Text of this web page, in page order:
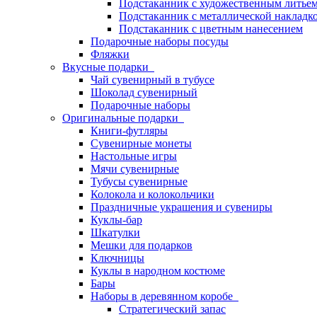
Подстаканник с художественным
Подстаканник с металлической
Подстаканник с цветным нанесением
Подарочные наборы посуды
Фляжки
Вкусные подарки
Чай сувенирный в тубусе
Шоколад сувенирный
Подарочные наборы
Оригинальные подарки
Книги-футляры
Сувенирные монеты
Настольные игры
Мячи сувенирные
Тубусы сувенирные
Колокола и колокольчики
Праздничные украшения и сувениры
Куклы-бар
Шкатулки
Мешки для подарков
Ключницы
Куклы в народном костюме
Бары
Наборы в деревянном коробе
Стратегический запас